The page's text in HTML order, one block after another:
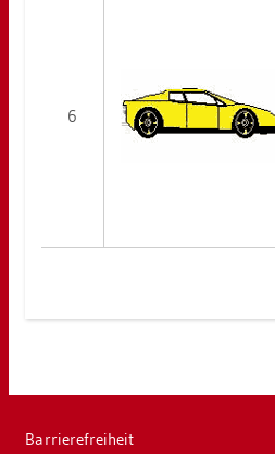
6
Bar­rie­re­frei­heit